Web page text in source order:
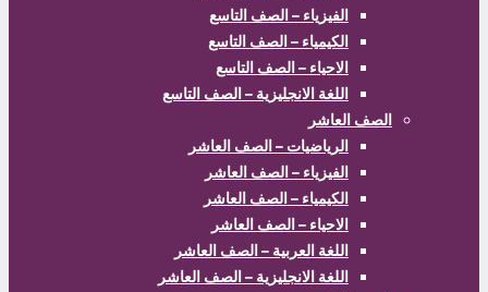
الفيزياء – الصف التاسع
الكيمياء – الصف التاسع
الاحياء – الصف التاسع
اللغة الانجليزية – الصف التاسع
الصف العاشر
الرياضيات – الصف العاشر
الفيزياء – الصف العاشر
الكيمياء – الصف العاشر
الاحياء – الصف العاشر
اللغة العربية – الصف العاشر
اللغة الانجليزية – الصف العاشر